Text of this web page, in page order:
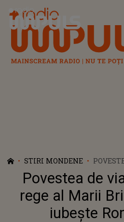
Radio Impuls
STIRI MONDENE
REGE
Povestea de
rege al Marii
iubește